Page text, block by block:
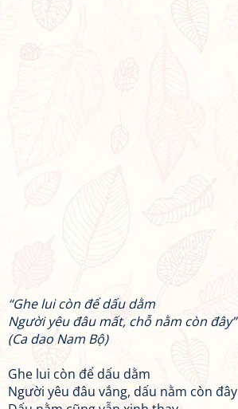
“Ghe lui còn để dấu dằm
Người yêu đâu mất, chỗ nằm còn đây”
(Ca dao Nam Bộ)
Ghe lui còn để dấu dằm
Người yêu đâu vắng, dấu nằm còn đây